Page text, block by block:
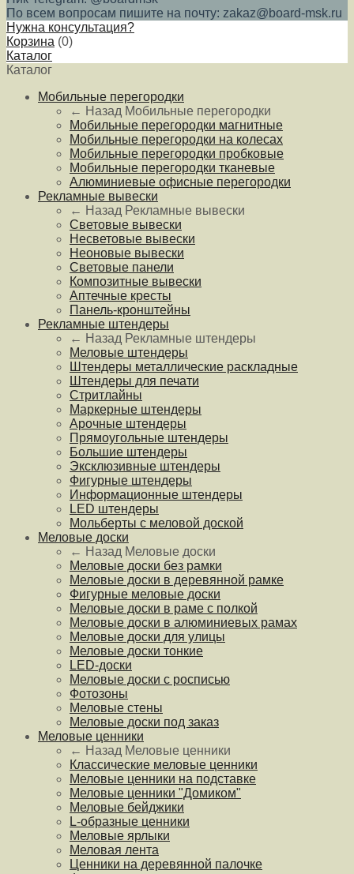
По всем вопросам пишите на почту: zakaz@board-msk.ru
Нужна консультация?
Корзина (0)
Каталог
Каталог
Мобильные перегородки
← Назад Мобильные перегородки
Мобильные перегородки магнитные
Мобильные перегородки на колесах
Мобильные перегородки пробковые
Мобильные перегородки тканевые
Алюминиевые офисные перегородки
Рекламные вывески
← Назад Рекламные вывески
Световые вывески
Несветовые вывески
Неоновые вывески
Световые панели
Композитные вывески
Аптечные кресты
Панель-кронштейны
Рекламные штендеры
← Назад Рекламные штендеры
Меловые штендеры
Штендеры металлические раскладные
Штендеры для печати
Стритлайны
Маркерные штендеры
Арочные штендеры
Прямоугольные штендеры
Большие штендеры
Эксклюзивные штендеры
Фигурные штендеры
Информационные штендеры
LED штендеры
Мольберты с меловой доской
Меловые доски
← Назад Меловые доски
Меловые доски без рамки
Меловые доски в деревянной рамке
Фигурные меловые доски
Меловые доски в раме с полкой
Меловые доски в алюминиевых рамах
Меловые доски для улицы
Меловые доски тонкие
LED-доски
Меловые доски с росписью
Фотозоны
Меловые стены
Меловые доски под заказ
Меловые ценники
← Назад Меловые ценники
Классические меловые ценники
Меловые ценники на подставке
Меловые ценники "Домиком"
Меловые бейджики
L-образные ценники
Меловые ярлыки
Меловая лента
Ценники на деревянной палочке